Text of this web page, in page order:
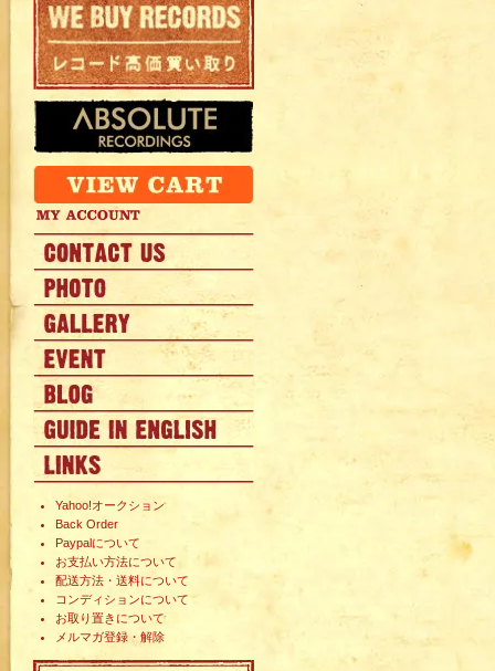
Yahoo!オークション
Back Order
Paypalについて
お支払い方法について
配送方法・送料について
コンディションについて
お取り置きについて
メルマガ登録・解除